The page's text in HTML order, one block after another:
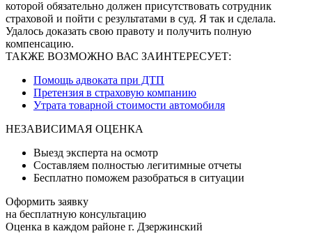
которой обязательно должен присутствовать сотрудник
страховой и пойти с результатами в суд. Я так и сделала.
Удалось доказать свою правоту и получить полную
компенсацию.
ТАКЖЕ ВОЗМОЖНО ВАС ЗАИНТЕРЕСУЕТ:
Помощь адвоката при ДТП
Претензия в страховую компанию
Утрата товарной стоимости автомобиля
НЕЗАВИСИМАЯ ОЦЕНКА
Выезд эксперта на осмотр
Составляем полностью легитимные отчеты
Бесплатно поможем разобраться в ситуации
Оформить заявку
на бесплатную консультацию
Оценка в каждом районе г. Дзержинский